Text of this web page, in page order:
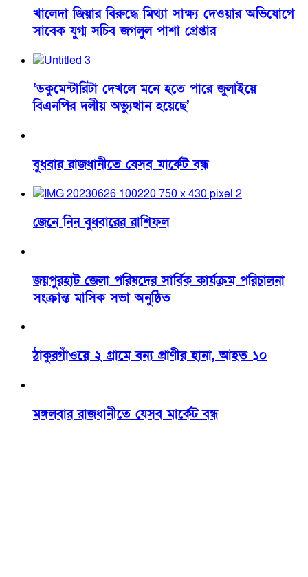
খালেদা জিয়ার বিরুদ্ধে মিথ্যা সাক্ষ্য দেওয়ার অভিযোগে
সাবেক যুগ্ম সচিব জগলুল পাশা গ্রেপ্তার
‘ডকুমেন্টারিটা দেখলে মনে হতে পারে জুলাইয়ে
বিএনপির দলীয় অভ্যুত্থান হয়েছে’
বুধবার রাজধানীতে যেসব মার্কেট বন্ধ
জেনে নিন বুধবারের রাশিফল
জয়পুরহাট জেলা পরিষদের সার্বিক কার্যক্রম পরিচালনা
সংক্রান্ত মাসিক সভা অনুষ্ঠিত
ঠাকুরগাঁওয়ে ২ গ্রামে বন্য প্রাণীর হানা, আহত ১০
মঙ্গলবার রাজধানীতে যেসব মার্কেট বন্ধ